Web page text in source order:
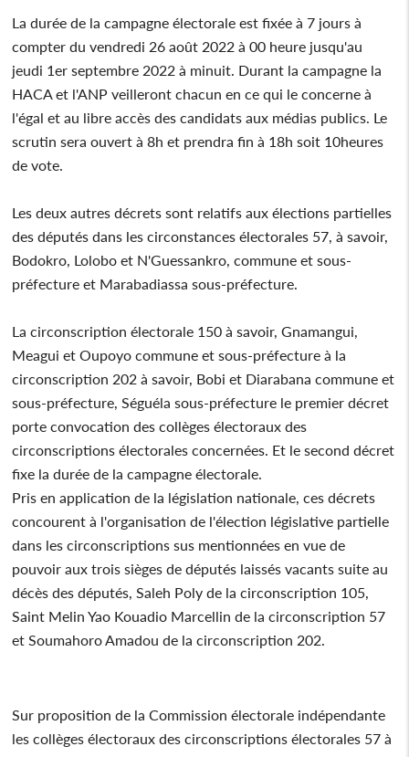
La durée de la campagne électorale est fixée à 7 jours à
compter du vendredi 26 août 2022 à 00 heure jusqu'au
jeudi 1er septembre 2022 à minuit. Durant la campagne la
HACA et l'ANP veilleront chacun en ce qui le concerne à
l'égal et au libre accès des candidats aux médias publics. Le
scrutin sera ouvert à 8h et prendra fin à 18h soit 10heures
de vote.
Les deux autres décrets sont relatifs aux élections partielles
des députés dans les circonstances électorales 57, à savoir,
Bodokro, Lolobo et N'Guessankro, commune et sous-
préfecture et Marabadiassa sous-préfecture.
La circonscription électorale 150 à savoir, Gnamangui,
Meagui et Oupoyo commune et sous-préfecture à la
circonscription 202 à savoir, Bobi et Diarabana commune et
sous-préfecture, Séguéla sous-préfecture le premier décret
porte convocation des collèges électoraux des
circonscriptions électorales concernées. Et le second décret
fixe la durée de la campagne électorale.
Pris en application de la législation nationale, ces décrets
concourent à l'organisation de l'élection législative partielle
dans les circonscriptions sus mentionnées en vue de
pouvoir aux trois sièges de députés laissés vacants suite au
décès des députés, Saleh Poly de la circonscription 105,
Saint Melin Yao Kouadio Marcellin de la circonscription 57
et Soumahoro Amadou de la circonscription 202.
Sur proposition de la Commission électorale indépendante
les collèges électoraux des circonscriptions électorales 57 à